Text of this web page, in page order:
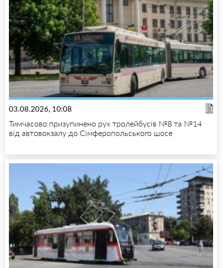
03.08.2026, 10:08
Тимчасово призупинено рух тролейбусів №8 та №14
від автовокзалу до Сімферопольського шосе